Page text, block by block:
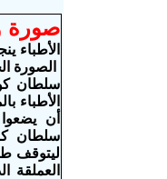
صورة
الأطباء
الصورة
سلطان
الأطباء
أن
ليتوقف